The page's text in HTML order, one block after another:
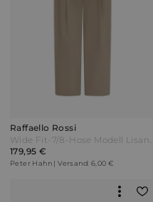
Raffaello Rossi
Wide Fit-7/8-Hose Modell Lisan Raffaello Rossi beige
179,95 €
Peter Hahn | Versand: 6,00 €